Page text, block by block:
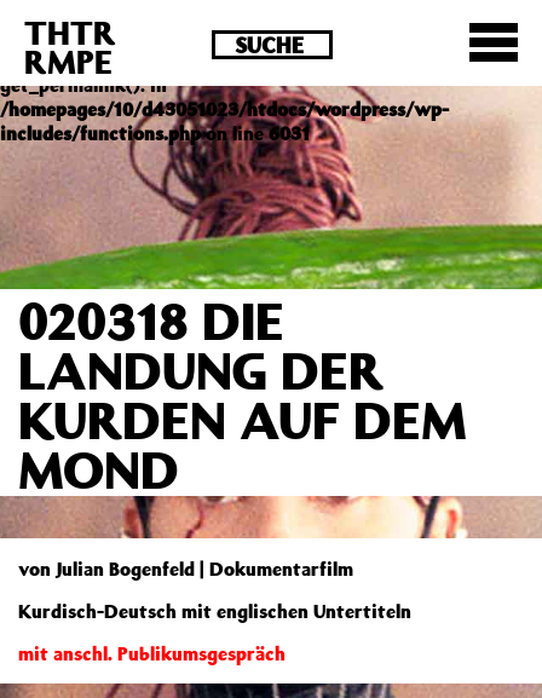
Deprecated : Die Funktion post_permalink ist seit
Version 4.4.0 veraltet! Verwende stattdessen
get_permalink(). in
/homepages/10/d43051023/htdocs/wordpress/wp-
includes/functions.phpon line6031
THTR
RMPE
020318 DIE
LANDUNG DER
KURDEN AUF DEM
MOND
von Julian Bogenfeld | Dokumentarfilm
Kurdisch-Deutsch mit englischen Untertiteln
mit anschl. Publikumsgespräch